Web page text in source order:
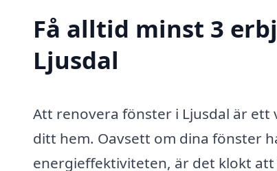
Få alltid minst 3
Ljusdal
Att renovera fönster i Ljusdal är
ditt hem. Oavsett om dina fönster
energieffektiviteten, är det klokt